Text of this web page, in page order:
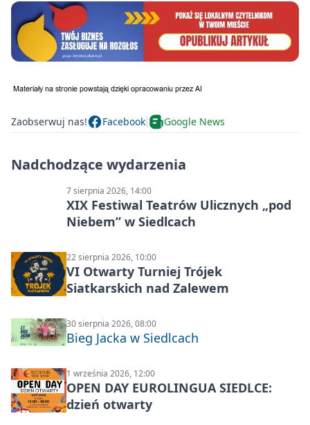
Zaobserwuj nas! Facebook Google News
Nadchodzące wydarzenia
7 sierpnia 2026, 14:00
XIX Festiwal Teatrów Ulicznych „pod
Niebem” w Siedlcach
22 sierpnia 2026, 10:00
VI Otwarty Turniej Trójek
Siatkarskich nad Zalewem
30 sierpnia 2026, 08:00
Bieg Jacka w Siedlcach
1 września 2026, 12:00
OPEN DAY EUROLINGUA SIEDLCE:
dzień otwarty